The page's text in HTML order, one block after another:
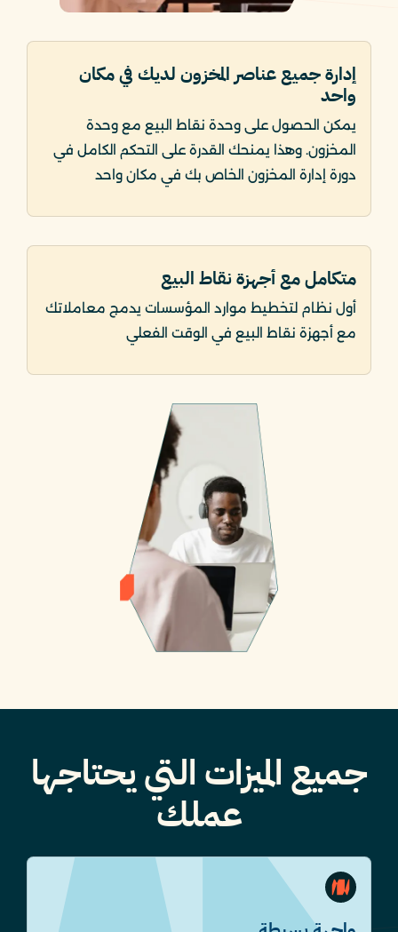
إدارة جميع عناصر المخزون لديك في مكان
واحد
يمكن الحصول على وحدة نقاط البيع مع وحدة
المخزون. وهذا يمنحك القدرة على التحكم الكامل في
دورة إدارة المخزون الخاص بك في مكان واحد
متكامل مع أجهزة نقاط البيع
أول نظام لتخطيط موارد المؤسسات يدمج معاملاتك
مع أجهزة نقاط البيع في الوقت الفعلي
جميع الميزات التي يحتاجها
عملك